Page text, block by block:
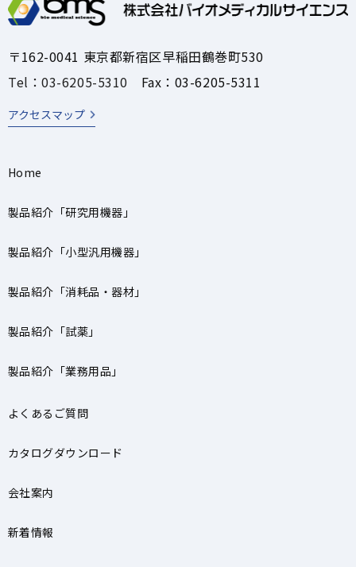
〒162-0041 東京都新宿区早稲田鶴巻町530
Tel：03-6205-5310 Fax：03-6205-5311
アクセスマップ
Home
製品紹介「研究用機器」
製品紹介「小型汎用機器」
製品紹介「消耗品・器材」
製品紹介「試薬」
製品紹介「業務用品」
よくあるご質問
カタログダウンロード
会社案内
新着情報